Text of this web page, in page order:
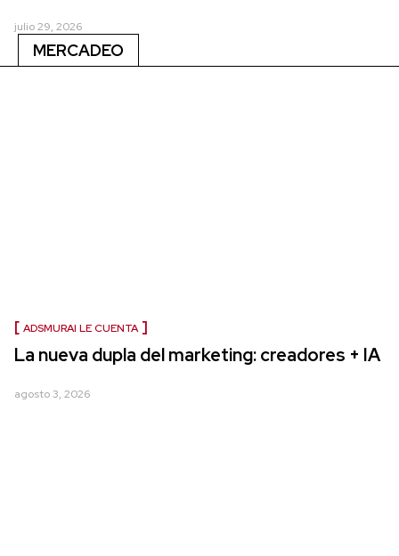
julio 29, 2026
MERCADEO
ADSMURAI LE CUENTA
La nueva dupla del marketing: creadores + IA
agosto 3, 2026